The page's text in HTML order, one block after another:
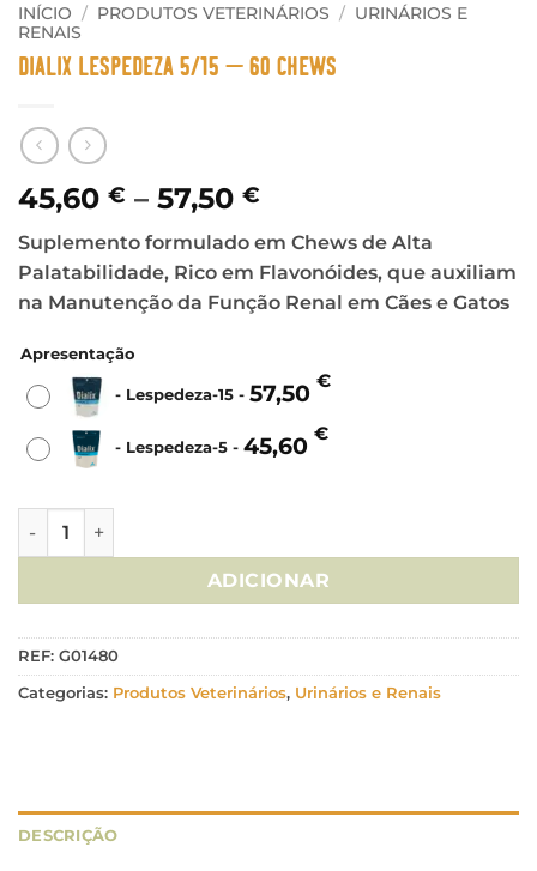
INÍCIO / PRODUTOS VETERINÁRIOS / URINÁRIOS E
RENAIS
DIALIX Lespedeza 5/15 – 60 Chews
45,60 € – 57,50 €
45,60 €
through
57,50 €
Suplemento formulado em Chews ​​de Alta
Palatabilidade, Rico em Flavonóides, que auxiliam
na Manutenção da Função Renal em Cães e Gatos
Apresentação
- Lespedeza-15 - 57,50 €
- Lespedeza-5 - 45,60 €
Quantidade de DIALIX Lespedeza 5/15 - 60 Chews
ADICIONAR
REF: G01480
Categorias: Produtos Veterinários, Urinários e Renais
DESCRIÇÃO